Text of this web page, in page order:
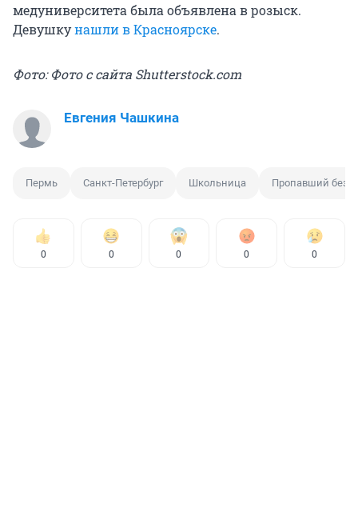
медуниверситета была объявлена в розыск.
Девушкунашли в Красноярске.
Фото: Фото с сайта Shutterstock.com
Евгения Чашкина
Пермь Санкт-Петербург Школьница Пропавший без
0 0 0 0 0